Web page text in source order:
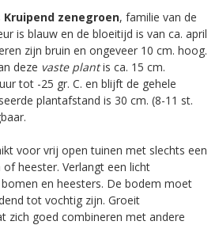
Kruipend zenegroen, familie van de
is blauw en de bloeitijd is van ca. april
zijn bruin en ongeveer 10 cm. hoog.
deze vaste plantis ca. 15 cm.
tot -25 gr. C. en blijft de gehele
plantafstand is 30 cm. (8-11 st.
voor vrij open tuinen met slechts een
heester. Verlangt een licht
en heesters. De bodem moet
tot vochtig zijn. Groeit
zich goed combineren met andere